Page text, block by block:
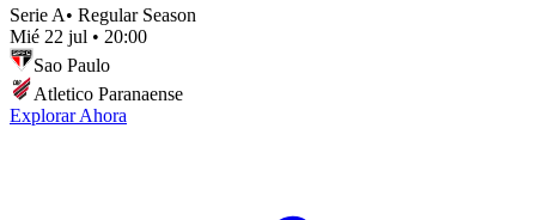
Serie A• Regular Season
Mié 22 jul • 20:00
Sao Paulo
Atletico Paranaense
Explorar Ahora